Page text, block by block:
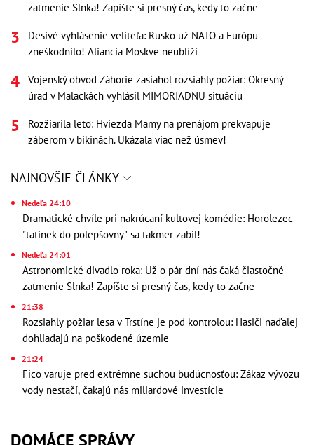
zatmenie Slnka! Zapíšte si presný čas, kedy to začne
Desivé vyhlásenie veliteľa: Rusko už NATO a Európu
zneškodnilo! Aliancia Moskve neublíži
Vojenský obvod Záhorie zasiahol rozsiahly požiar: Okresný
úrad v Malackách vyhlásil MIMORIADNU situáciu
Rozžiarila leto: Hviezda Mamy na prenájom prekvapuje
záberom v bikinách. Ukázala viac než úsmev!
NAJNOVŠIE ČLÁNKY
Nedeľa 24:10
Dramatické chvíle pri nakrúcaní kultovej komédie: Horolezec
"tatínek do polepšovny" sa takmer zabil!
Nedeľa 24:01
Astronomické divadlo roka: Už o pár dní nás čaká čiastočné
zatmenie Slnka! Zapíšte si presný čas, kedy to začne
21:38
Rozsiahly požiar lesa v Trstíne je pod kontrolou: Hasiči naďalej
dohliadajú na poškodené územie
21:24
Fico varuje pred extrémne suchou budúcnosťou: Zákaz vývozu
vody nestačí, čakajú nás miliardové investície
DOMÁCE SPRÁVY